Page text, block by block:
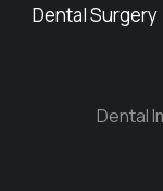
Dental Surgery
Dental